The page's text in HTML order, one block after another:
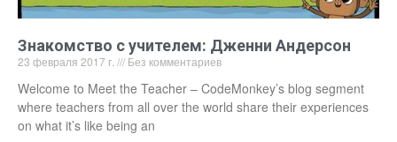
Знакомство с учителем: Дженни Андерсон
23 февраля 2017 г. Без комментариев
Welcome to Meet the Teacher – CodeMonkey’s blog segment
where teachers from all over the world share their experiences
on what it’s like being an